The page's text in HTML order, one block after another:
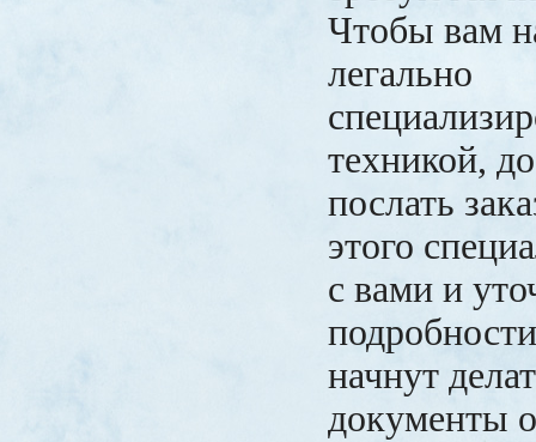
Чтобы вам
легально
техникой,
послать
этого
с вами и
начнут
документы